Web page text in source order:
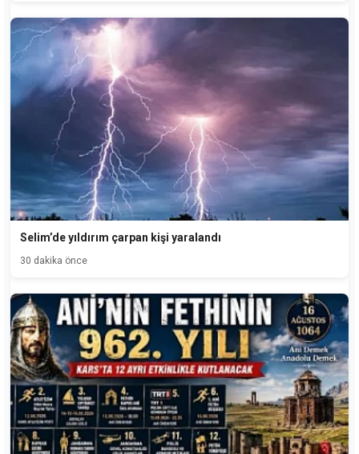
Selim’de yıldırım çarpan kişi yaralandı
30 dakika önce